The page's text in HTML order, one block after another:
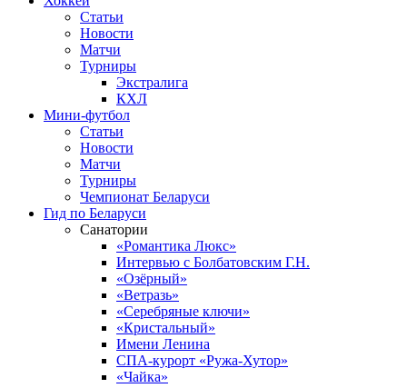
Статьи
Новости
Матчи
Турниры
Экстралига
КХЛ
Мини-футбол
Статьи
Новости
Матчи
Турниры
Чемпионат Беларуси
Гид по Беларуси
Санатории
«Романтика Люкс»
Интервью с Болбатовским Г.Н.
«Озёрный»
«Ветразь»
«Серебряные ключи»
«Кристальный»
Имени Ленина
СПА-курорт «Ружа-Хутор»
«Чайка»